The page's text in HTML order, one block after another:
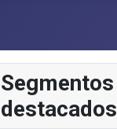
Segmentos
destacados